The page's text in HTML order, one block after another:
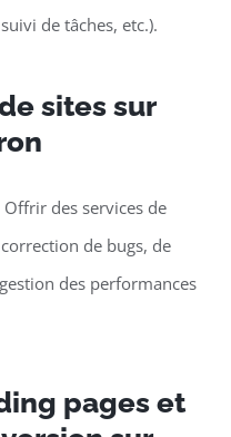
de tâches, etc.).
sites sur
des services de
de bugs, de
des performances
pages et